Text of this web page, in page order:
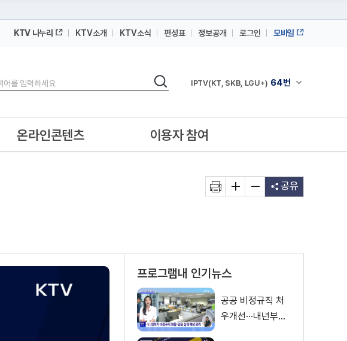
KTV 나누리 KTV소개 KTV소식 편성표 정보공개 로그인 모바일
색
검색 채널안내 펼쳐
IPTV(KT, SKB, LGU+) 64번
IPTV(KT, SKB, LGU+)
온라인콘텐츠 이용자 참여
공유
프로그램내 인기뉴스
공공 비정규직 처
우개선···내년부터